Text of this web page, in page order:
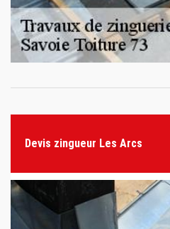
Devis zingueur Les Arcs